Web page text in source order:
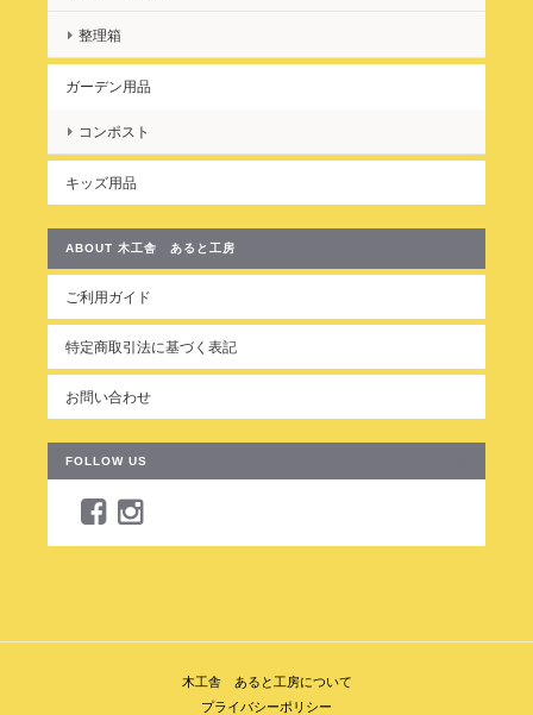
★ プラスベッド！ 延長・拡張・継ぎ足しベッド ベッドの幅を広げます！ ★
2021/12/26
このサイズのものは市販されてはいないので、こちらの商品を見
つけて即決でした！！記載されていた納期より早めに届いたので
とてもありがたかったです。埋めたかったスペースにピッタリ
く丁寧にしてくださいました。ありがとうございました。
す。 どうぞ末長くご愛用ください。 ま
2021/11/28
整理箱
ガーデン用品
コンポスト
キッズ用品
ABOUT 木工舎 あると工房
ご利用ガイド
特定商取引法に基づく表記
お問い合わせ
FOLLOW US
木工舎 あると工房について
プライバシーポリシー